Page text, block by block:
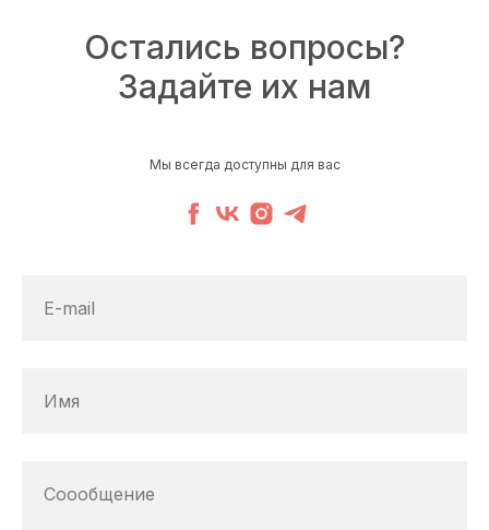
Остались вопросы?
Задайте их нам
Мы всегда доступны для вас
E-mail
Имя
Соообщение